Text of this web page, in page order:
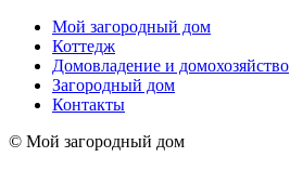
Мой загородный дом
Коттедж
Домовладение и домохозяйство
Загородный дом
Контакты
© Мой загородный дом